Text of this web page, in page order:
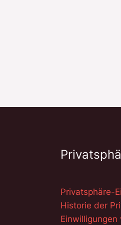
Privatsphäre-
Historie der